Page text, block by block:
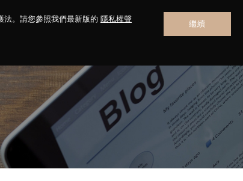
法。請您參照我們最新版的 隱私權聲
繼續
我們